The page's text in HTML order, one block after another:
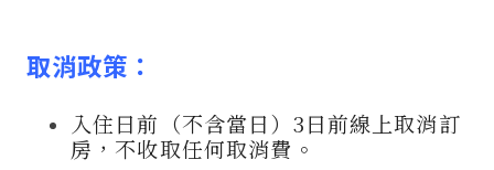
取消政策 ：
入住日前（不含當日）3日前線上取消訂
房，不收取任何取消費。